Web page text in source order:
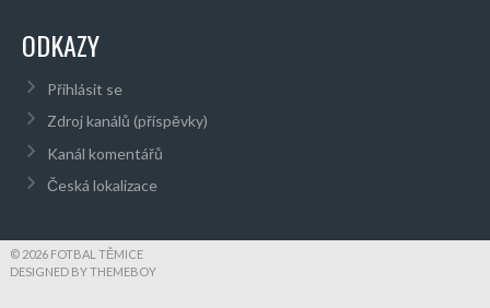
ODKAZY
Přihlásit se
Zdroj kanálů (příspěvky)
Kanál komentářů
Česká lokalizace
© 2026 FOTBAL TĚMICE
DESIGNED BY THEMEBOY